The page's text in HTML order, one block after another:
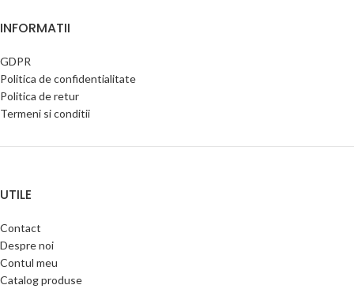
INFORMATII
GDPR
Politica de confidentialitate
Politica de retur
Termeni si conditii
UTILE
Contact
Despre noi
Contul meu
Catalog produse